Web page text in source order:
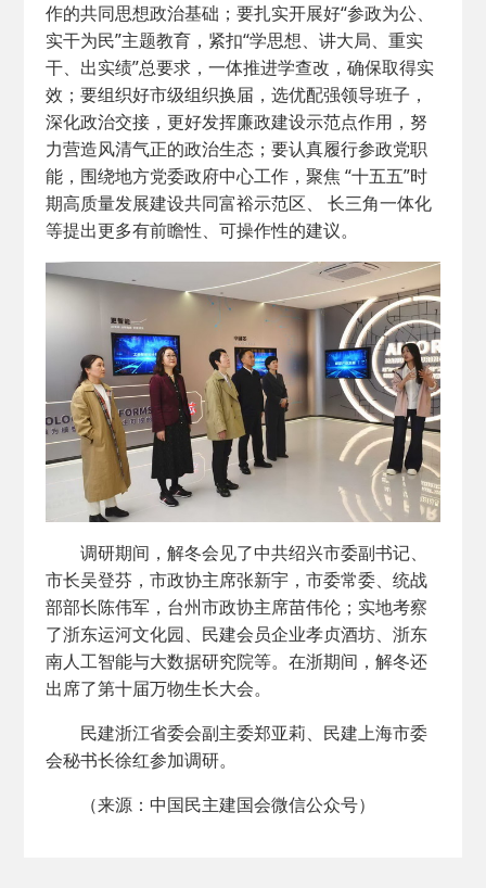
作的共同思想政治基础；要扎实开展好“参政为公、
实干为民”主题教育，紧扣“学思想、讲大局、重实
干、出实绩”总要求，一体推进学查改，确保取得实
效；要组织好市级组织换届，选优配强领导班子，
深化政治交接，更好发挥廉政建设示范点作用，努
力营造风清气正的政治生态；要认真履行参政党职
能，围绕地方党委政府中心工作，聚焦 “十五五”时
期高质量发展建设共同富裕示范区、 长三角一体化
等提出更多有前瞻性、可操作性的建议。
调研期间，解冬会见了中共绍兴市委副书记、
市长吴登芬，市政协主席张新宇，市委常委、统战
部部长陈伟军，台州市政协主席苗伟伦；实地考察
了浙东运河文化园、民建会员企业孝贞酒坊、浙东
南人工智能与大数据研究院等。在浙期间，解冬还
出席了第十届万物生长大会。
民建浙江省委会副主委郑亚莉、民建上海市委
会秘书长徐红参加调研。
（来源：中国民主建国会微信公众号）